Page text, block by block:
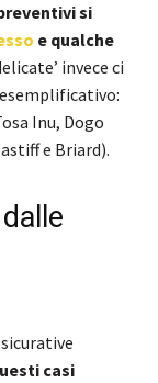
si
e qualche
invece ci
Inu, Dogo
e Briard).
casi